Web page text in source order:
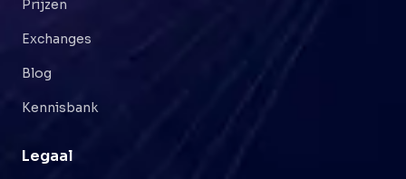
Prijzen
Exchanges
Blog
Kennisbank
Legaal